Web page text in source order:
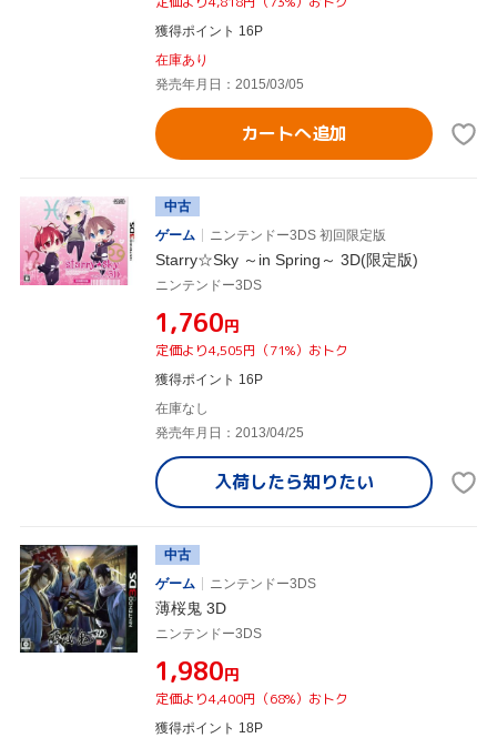
獲得ポイント 16P
在庫あり
発売年月日：2015/03/05
カートへ追加
中古
ゲーム
ニンテンドー3DS 初回限定版
Starry☆Sky ～in Spring～ 3D(限定版)
ニンテンドー3DS
¥1,760円
定価より4,505円（71%）おトク
獲得ポイント 16P
在庫なし
発売年月日：2013/04/25
入荷したら知りたい
中古
ゲーム
ニンテンドー3DS
薄桜鬼 3D
ニンテンドー3DS
¥1,980円
定価より4,400円（68%）おトク
獲得ポイント 18P